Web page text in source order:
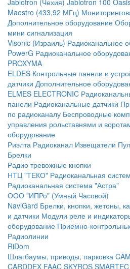
Jablotron (Чехия) Jablotron 100
Maestro (433,92 МГц)
Дополнительное оборудование
мини сигнализация
Visonic (Израиль) Радиоканальное
PowerG Радиоканальное
PROXYMA
ELDES Контрольные панели и
датчики Дополнительное
ELMES ELECTRONIC
панели Радиоканальные датчики
по радиоканалу Беспроводные
управления рольставнями и
оборудование
Риэлта Радиоканал Извещатели
Брелки
Радио тревожные кнопки
НТЦ "ТЕКО" Радиоканальная
Радиоканальная система "Астра"
ООО "ИПРо" (Умный Часовой)
NaviGard Брелки, кнопки, жетоны,
и датчики Модули реле и
оборудование Приемно-
Радиолинии
RiDom
Шлагбаумы, приводы, парковка
CARDDEX FAAC SKYROS SMARTEC